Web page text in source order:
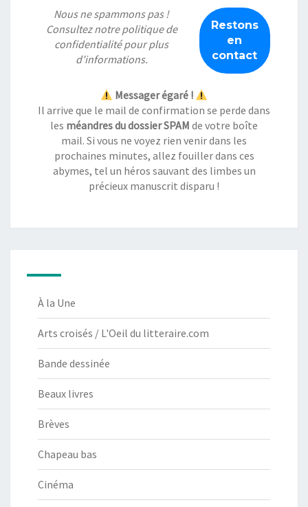
Nous ne spammons pas !
Consultez notrepolitique de
confidentialitépour plus
d’informations.
Messager égaré !
Il arrive que le mail de confirmation se perde dans
les méandres du dossier SPAM de votre boîte
mail. Si vous ne voyez rien venir dans les
prochaines minutes, allez fouiller dans ces
abymes, tel un héros sauvant des limbes un
précieux manuscrit disparu !
À la Une
Arts croisés / L'Oeil du litteraire.com
Bande dessinée
Beaux livres
Brèves
Chapeau bas
Cinéma